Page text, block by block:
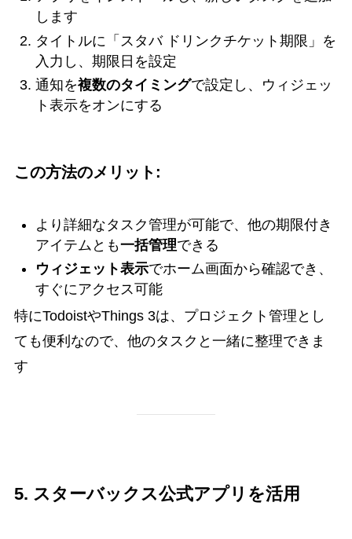
します
タイトルに「スタバ ドリンクチケット期限」を
入力し、期限日を設定
通知を複数のタイミングで設定し、ウィジェッ
ト表示をオンにする
この方法のメリット:
より詳細なタスク管理が可能で、他の期限付き
アイテムとも一括管理できる
ウィジェット表示でホーム画面から確認でき、
すぐにアクセス可能
特にTodoistやThings 3は、プロジェクト管理とし
ても便利なので、他のタスクと一緒に整理できま
す
5. スターバックス公式アプリを活用